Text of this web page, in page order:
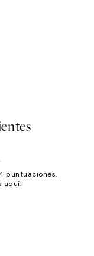
puntuaciones.
aquí.